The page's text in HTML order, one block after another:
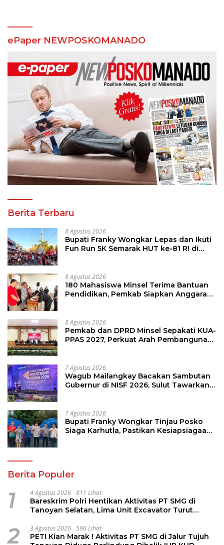
ePaper NEWPOSKOMANADO
Berita Terbaru
8 Agustus 2026
Bupati Franky Wongkar Lepas dan Ikuti
Fun Run 5K Semarak HUT ke-81 RI di
8 Agustus 2026
180 Mahasiswa Minsel Terima Bantuan
Pendidikan, Pemkab Siapkan Anggaran
8 Agustus 2026
Pemkab dan DPRD Minsel Sepakati KUA-
PPAS 2027, Perkuat Arah Pembangunan
7 Agustus 2026
Wagub Mailangkay Bacakan Sambutan
Gubernur di NISF 2026, Sulut Tawarkan
7 Agustus 2026
Bupati Franky Wongkar Tinjau Posko
Siaga Karhutla, Pastikan Kesiapsiagaan
Berita Populer
1 4 Agustus 2026 811 Lihat
Bareskrim Polri Hentikan Aktivitas PT SMG di
Tanoyan Selatan, Lima Unit Excavator Turut
2 3 Agustus 2026 596 Lihat
PETI Kian Marak ! Aktivitas PT SMG di Jalur Tujuh